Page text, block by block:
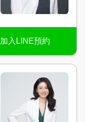
加入LINE預約